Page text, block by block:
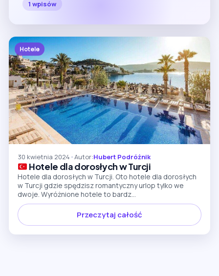
1 wpisów
Hotele
30 kwietnia 2024 •Autor:Hubert Podróżnik
Hotele dla dorosłych w Turcji
Hotele dla dorosłych w Turcji. Oto hotele dla dorosłych
w Turcji gdzie spędzisz romantyczny urlop tylko we
dwoje. Wyróżnione hotele to bardz...
Przeczytaj całość